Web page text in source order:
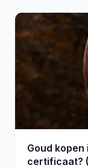
goud
Goud
certificaat?